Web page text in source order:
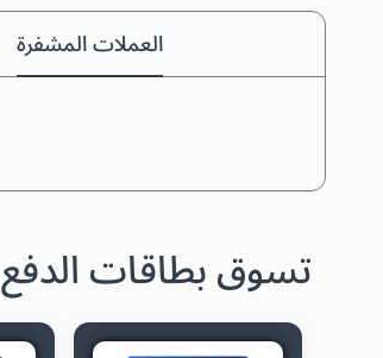
العملات المشفرة
تسوق بطاقات الدفع